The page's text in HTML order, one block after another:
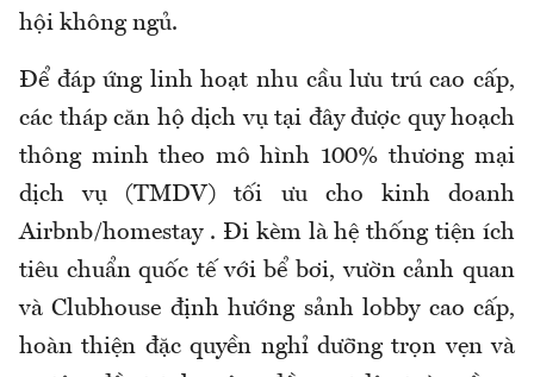
hội không ngủ.
Để đáp ứng linh hoạt nhu cầu lưu trú cao cấp,
các tháp căn hộ dịch vụ tại đây được quy hoạch
thông minh theo mô hình 100% thương mại
dịch vụ (TMDV) tối ưu cho kinh doanh
Airbnb/homestay . Đi kèm là hệ thống tiện ích
tiêu chuẩn quốc tế với bể bơi, vườn cảnh quan
và Clubhouse định hướng sảnh lobby cao cấp,
hoàn thiện đặc quyền nghỉ dưỡng trọn vẹn và